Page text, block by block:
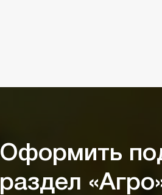
Оформить
раздел